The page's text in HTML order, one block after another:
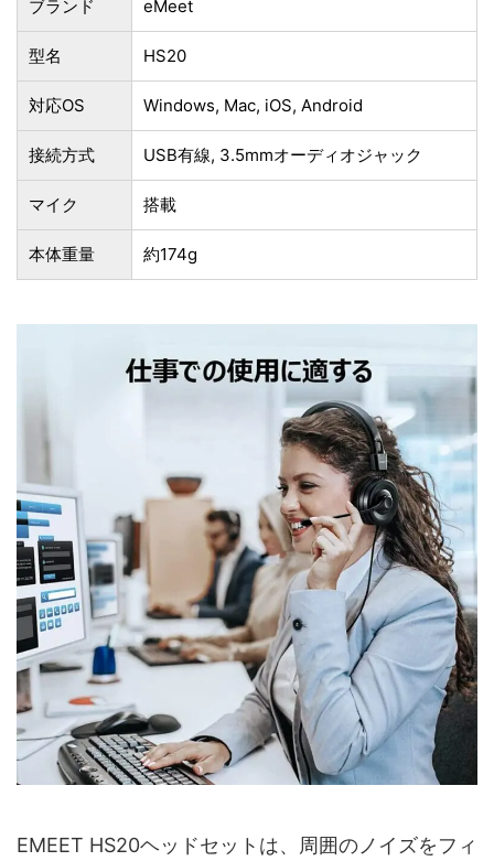
ブランド eMeet
型名 HS20
対応OS Windows, Mac, iOS, Android
接続方式 USB有線, 3.5mmオーディオジャック
マイク 搭載
本体重量 約174g
EMEET HS20ヘッドセットは、周囲のノイズをフィ